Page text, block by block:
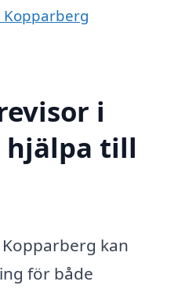
i
hjälpa till
kan
för både